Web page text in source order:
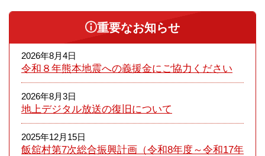
重要なお知らせ
2026年8月4日
令和８年熊本​地震への義援金にご協力ください
2026年8月3日
地上デジタル放送の復旧について
2025年12月15日
飯舘村第7次総合振興計画（令和8年度～令和17年